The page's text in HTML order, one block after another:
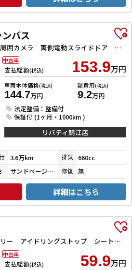
バス
ストライプスG ETC 全周囲カメラ 両側電動スライドドア ナビ TV クリアランスソナー 衝突被害軽減システム オートライト スマートキー アイドリングストップ 電動格納ミラー シートヒーター ベンチシート CVT
支払総額(税込) 153.9万円
車両本体価格(税込)
144.7万円
諸費用(税込)
9.2万円
法定整備：整備付
保証付 (1ヶ月・1000km )
中古車
リバティ鯖江店
3.6万km 排気 660cc
サンドベージュメタリック／シャイニングホワイトパール 修復 無
詳細はこちら
L 4WD キーレスエントリー アイドリングストップ シートヒーター CVT ESC CD ミュージックプレイヤー接続可 アルミホイール エアコン パワーウィンドウ
支払総額(税込) 59.9万円
中古車